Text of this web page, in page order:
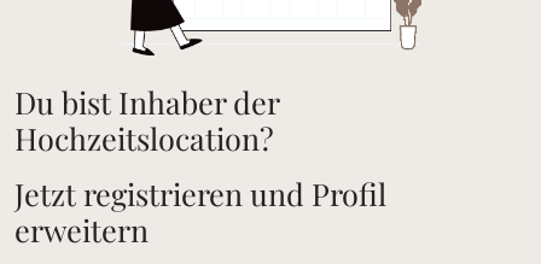
Du bist Inhaber der
Hochzeitslocation?
Jetzt registrieren und Profil
erweitern